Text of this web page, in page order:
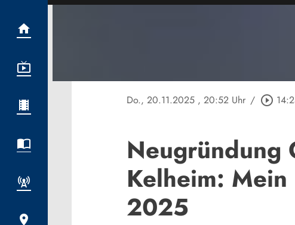
Do., 20.11.2025 , 20:52 Uhr / play_circle_outline
Neugründung
Kelheim:
2025